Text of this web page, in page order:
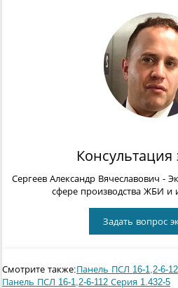
Консультация
Сергеев Александр Вячеславович -
сфере производства ЖБИ и
Задать вопрос
Смотрите также:Панель ПСЛ 16-1,2-6-
Панель ПСЛ 16-1,2-6-112 Серия 1.432-5